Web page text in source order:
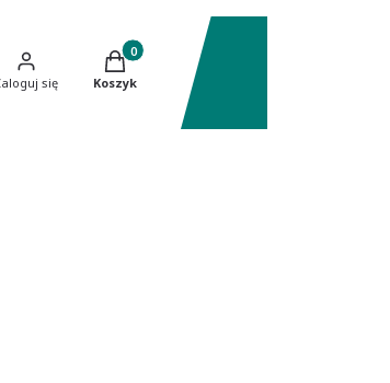
się
Produkty w koszyku: 0. Zobacz
Koszyk